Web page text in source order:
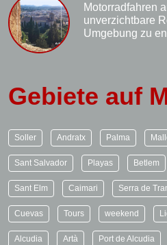
Motorradfahren
unverzichtbare
Umgebung zu
Gebiete auf
Soller Andratx Palma
Sant Salvador Playas Betlem
Sant Elm Caimari Serra de
Cuevas Tours weekend
Alcudia Artà Port de Alcudia